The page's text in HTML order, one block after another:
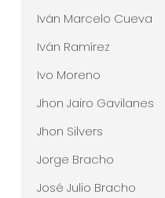
Iván Marcelo Cueva
Iván Ramírez
Ivo Moreno
Jhon Jairo Gavilanes
Jhon Silvers
Jorge Bracho
José Julio Bracho